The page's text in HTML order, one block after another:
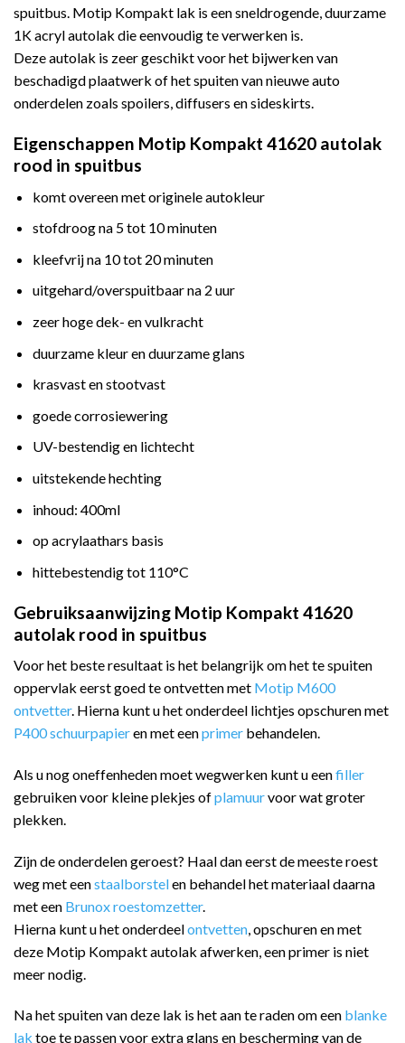
spuitbus. Motip Kompakt lak is een sneldrogende, duurzame
1K acryl autolak die eenvoudig te verwerken is.
Deze autolak is zeer geschikt voor het bijwerken van
beschadigd plaatwerk of het spuiten van nieuwe auto
onderdelen zoals spoilers, diffusers en sideskirts.
Eigenschappen Motip Kompakt 41620 autolak
rood in spuitbus
komt overeen met originele autokleur
stofdroog na 5 tot 10 minuten
kleefvrij na 10 tot 20 minuten
uitgehard/overspuitbaar na 2 uur
zeer hoge dek- en vulkracht
duurzame kleur en duurzame glans
krasvast en stootvast
goede corrosiewering
UV-bestendig en lichtecht
uitstekende hechting
inhoud: 400ml
op acrylaathars basis
hittebestendig tot 110°C
Gebruiksaanwijzing Motip Kompakt 41620
autolak rood in spuitbus
Voor het beste resultaat is het belangrijk om het te spuiten
oppervlak eerst goed te ontvetten met Motip M600
ontvetter. Hierna kunt u het onderdeel lichtjes opschuren met
P400 schuurpapieren met eenprimer behandelen.
Als u nog oneffenheden moet wegwerken kunt u eenfiller
gebruiken voor kleine plekjes ofplamuurvoor wat groter
plekken.
Zijn de onderdelen geroest? Haal dan eerst de meeste roest
weg met eenstaalborstelen behandel het materiaal daarna
met een Brunox roestomzetter.
Hierna kunt u het onderdeelontvetten , opschuren en met
deze Motip Kompakt autolak afwerken, een primer is niet
meer nodig.
Na het spuiten van deze lak is het aan te raden om een blanke
lak toe te passen voor extra glans en bescherming van de